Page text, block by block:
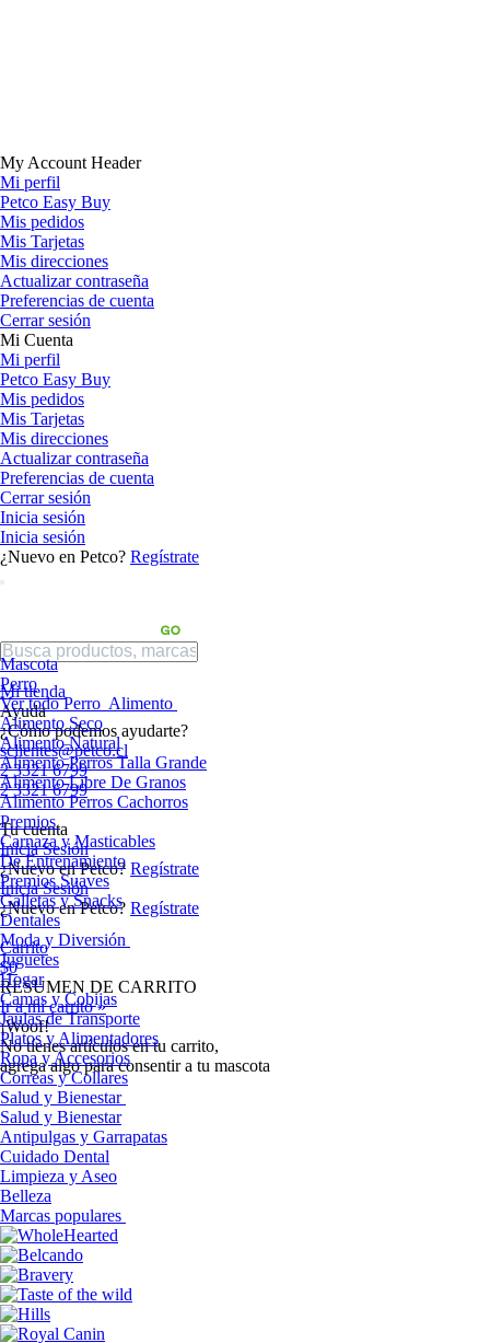
My Account Header
Mi perfil
Petco Easy Buy
Mis pedidos
Mis Tarjetas
Mis direcciones
Actualizar contraseña
Preferencias de cuenta
Cerrar sesión
Mi Cuenta
Mi perfil
Petco Easy Buy
Mis pedidos
Mis Tarjetas
Mis direcciones
Actualizar contraseña
Preferencias de cuenta
Cerrar sesión
Inicia sesión
Inicia sesión
¿Nuevo en Petco? Regístrate
Mi tienda
Ayuda
¿Cómo podemos ayudarte?
sclientes@petco.cl
2 3321 6799
2 3321 6799
Tu cuenta
Inicia Sesión
¿Nuevo en Petco? Regístrate
Inicia Sesión
¿Nuevo en Petco? Regístrate
Carrito
$0
RESUMEN DE CARRITO
Ir a mi carrito »
¡Woof!
No tíenes artículos en tu carrito,
agrega algo para consentir a tu mascota
Mascota
Perro
Ver todo Perro Alimento
Alimento Seco
Alimento Natural
Alimento Perros Talla Grande
Alimento Libre De Granos
Alimento Perros Cachorros
Premios
Carnaza y Masticables
De Entrenamiento
Premios Suaves
Galletas y Snacks
Dentales
Moda y Diversión
Juguetes
Hogar
Camas y Cobijas
Jaulas de Transporte
Platos y Alimentadores
Ropa y Accesorios
Correas y Collares
Salud y Bienestar
Salud y Bienestar
Antipulgas y Garrapatas
Cuidado Dental
Limpieza y Aseo
Belleza
Marcas populares